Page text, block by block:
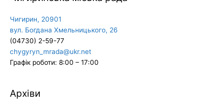
Чигирин, 20901
вул. Богдана Хмельницького, 26
(04730) 2-59-77
chygyryn_mrada@ukr.net
Графік роботи: 8:00 – 17:00
Архіви
Архіви